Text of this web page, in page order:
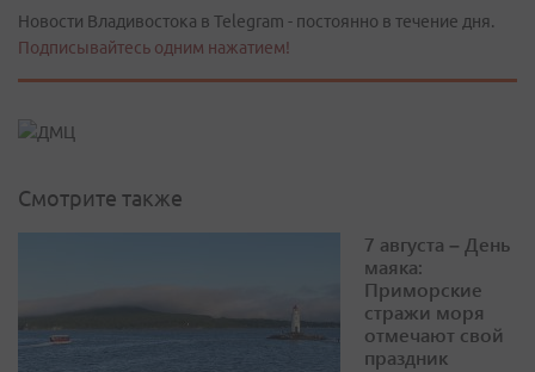
Новости Владивостока в Telegram - постоянно в течение дня.
Подписывайтесь одним нажатием!
Смотрите также
7 августа – День
маяка:
Приморские
стражи моря
отмечают свой
праздник